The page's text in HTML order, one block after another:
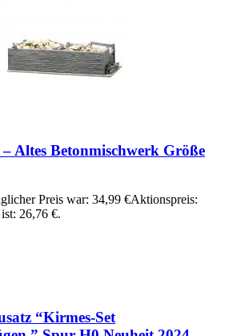
Altes Betonmischwerk Größe
Preis war: 34,99 €Aktionspreis:
26,76 €.
“Kirmes-Set